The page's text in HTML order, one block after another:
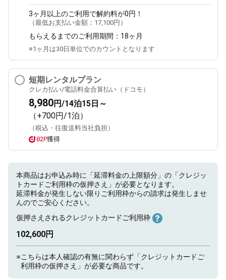
3ヶ月 以上のご利用で解約料が0円！
（最低お支払い金額： 17,100円 ）
もらえるまでのご利用期間： 18ヶ月
※1ヶ月は30日単位でのカウントとなります
短期レンタルプラン
クレカ払い/電話料金合算払い（ドコモ）
8,980円/14泊15日～
（+700円/1泊）
（税込・往復送料当社負担）
82P獲得
本商品はお申込み時に「延滞料金の上限額分」の「クレジッ
トカードご利用枠の仮押さえ」が必要となります。
延滞料金が発生しない限りご利用枠からの請求は発生しませ
んのでご安心ください。
仮押さえされるクレジットカードご利用枠
102,600円
※こちらは本人確認の有無に関わらず「クレジットカードご
利用枠の仮押さえ」が必要な商品です。